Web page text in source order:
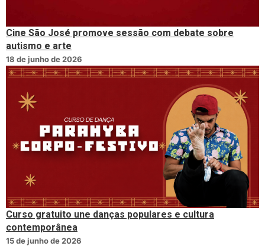
Cine São José promove sessão com debate sobre
autismo e arte
18 de junho de 2026
Curso gratuito une danças populares e cultura
contemporânea
15 de junho de 2026